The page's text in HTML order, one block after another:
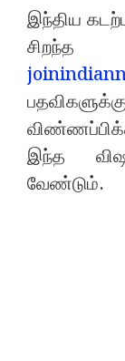
இந்திய
இந்த
வேண்டும்.